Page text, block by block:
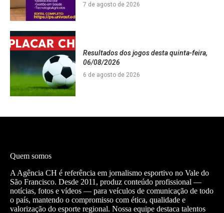
7 de agosto de 2026
Resultados dos jogos desta quinta-feira,
06/08/2026
6 de agosto de 2026
Quem somos
A Agência CH é referência em jornalismo esportivo no Vale do
São Francisco. Desde 2011, produz conteúdo profissional —
notícias, fotos e vídeos — para veículos de comunicação de todo
o país, mantendo o compromisso com ética, qualidade e
valorização do esporte regional. Nossa equipe destaca talentos